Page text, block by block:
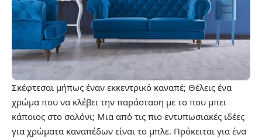
Σκέφτεσαι μήπως έναν εκκεντρικό καναπέ; Θέλεις ένα
χρώμα που να κλέβει την παράσταση με το που μπει
κάποιος στο σαλόνι; Μια από τις πιο εντυπωσιακές ιδέες
για χρώματα καναπέδων είναι το μπλε. Πρόκειται για ένα